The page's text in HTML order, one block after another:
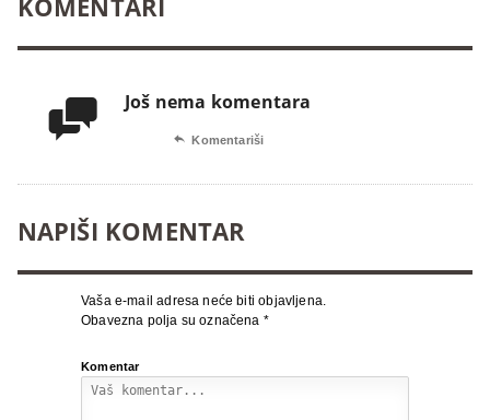
KOMENTARI
 Još nema komentara
 Komentariši
NAPIŠI KOMENTAR
Vaša e-mail adresa neće biti objavljena.
Obavezna polja su označena *
Komentar